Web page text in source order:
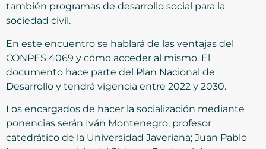
también programas de desarrollo social para la
sociedad civil.
En este encuentro se hablará de las ventajas del
CONPES 4069 y cómo acceder al mismo. El
documento hace parte del Plan Nacional de
Desarrollo y tendrá vigencia entre 2022 y 2030.
Los encargados de hacer la socialización mediante
ponencias serán Iván Montenegro, profesor
catedrático de la Universidad Javeriana; Juan Pablo